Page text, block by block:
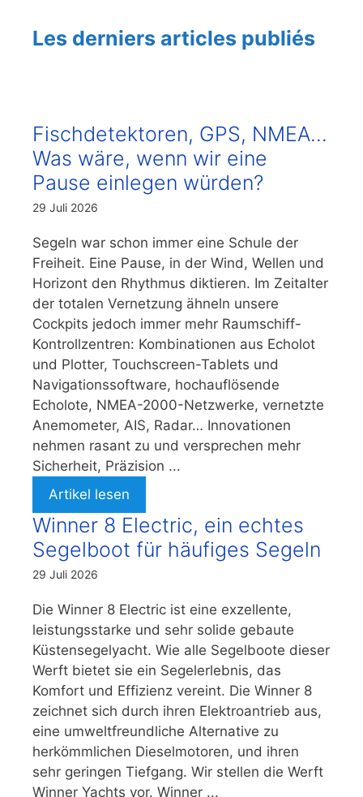
Les derniers articles publiés
Fischdetektoren, GPS, NMEA…
Was wäre, wenn wir eine
Pause einlegen würden?
29 Juli 2026
Segeln war schon immer eine Schule der
Freiheit. Eine Pause, in der Wind, Wellen und
Horizont den Rhythmus diktieren. Im Zeitalter
der totalen Vernetzung ähneln unsere
Cockpits jedoch immer mehr Raumschiff-
Kontrollzentren: Kombinationen aus Echolot
und Plotter, Touchscreen-Tablets und
Navigationssoftware, hochauflösende
Echolote, NMEA-2000-Netzwerke, vernetzte
Anemometer, AIS, Radar… Innovationen
nehmen rasant zu und versprechen mehr
Sicherheit, Präzision ...
Artikel lesen
Winner 8 Electric, ein echtes
Segelboot für häufiges Segeln
29 Juli 2026
Die Winner 8 Electric ist eine exzellente,
leistungsstarke und sehr solide gebaute
Küstensegelyacht. Wie alle Segelboote dieser
Werft bietet sie ein Segelerlebnis, das
Komfort und Effizienz vereint. Die Winner 8
zeichnet sich durch ihren Elektroantrieb aus,
eine umweltfreundliche Alternative zu
herkömmlichen Dieselmotoren, und ihren
sehr geringen Tiefgang. Wir stellen die Werft
Winner Yachts vor. Winner ...